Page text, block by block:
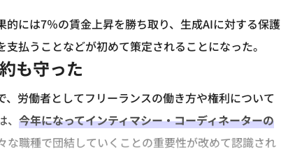
的には7％の賃金上昇を勝ち取り、生成AIに対する保護
払うことなどが初めて策定されることになった。
も守った
労働者としてフリーランスの働き方や権利について
今年になってインティマシー・コーディネーターの
な職種で団結していくことの重要性が改めて認識され